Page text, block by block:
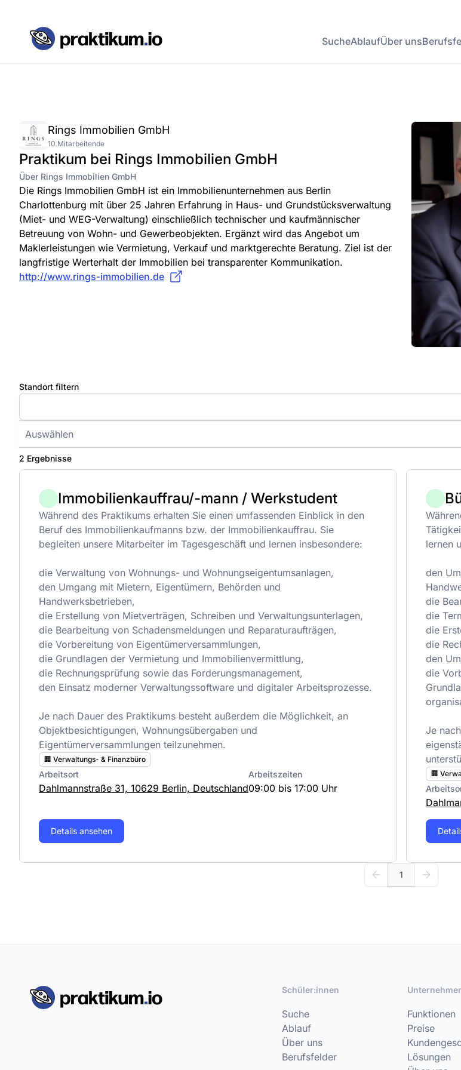
SucheAblaufÜber uns
Rings Immobilien GmbH
10 Mitarbeitende
Praktikum bei Rings Immobilien GmbH
Über Rings Immobilien GmbH
Die Rings Immobilien GmbH ist ein Immobilienunternehmen aus Berlin
Charlottenburg mit über 25 Jahren Erfahrung in Haus- und Grundstücksverwaltung
(Miet- und WEG-Verwaltung) einschließlich technischer und kaufmännischer
Betreuung von Wohn- und Gewerbeobjekten. Ergänzt wird das Angebot um
Maklerleistungen wie Vermietung, Verkauf und marktgerechte Beratung. Ziel ist der
langfristige Werterhalt der Immobilien bei transparenter Kommunikation.
http://www.rings-immobilien.de
Standort filtern
Auswählen
2 Ergebnisse
Immobilienkauffrau/-mann / Werkstudent
Während des Praktikums erhalten Sie einen umfassenden Einblick in den
Beruf des Immobilienkaufmanns bzw. der Immobilienkauffrau. Sie
begleiten unsere Mitarbeiter im Tagesgeschäft und lernen insbesondere:
die Verwaltung von Wohnungs- und Wohnungseigentumsanlagen,
den Umgang mit Mietern, Eigentümern, Behörden und
Handwerksbetrieben,
die Erstellung von Mietverträgen, Schreiben und Verwaltungsunterlagen,
die Bearbeitung von Schadensmeldungen und Reparaturaufträgen,
die Vorbereitung von Eigentümerversammlungen,
die Grundlagen der Vermietung und Immobilienvermittlung,
die Rechnungsprüfung sowie das Forderungsmanagement,
den Einsatz moderner Verwaltungssoftware und digitaler Arbeitsprozesse.
Je nach Dauer des Praktikums besteht außerdem die Möglichkeit, an
Objektbesichtigungen, Wohnungsübergaben und
Eigentümerversammlungen teilzunehmen.
🏢 Verwaltungs- & Finanzbüro
Arbeitsort
Dahlmannstraße 31, 10629 Berlin, Deutschland
Arbeitszeiten
09:00 bis 17:00 Uhr
Details ansehen
lernen
den
die
die
die
die
den
die
Je
🏢
1
Schüler:innen
Suche
Ablauf
Über uns
Berufsfelder
Funktionen
Preise
Lösungen